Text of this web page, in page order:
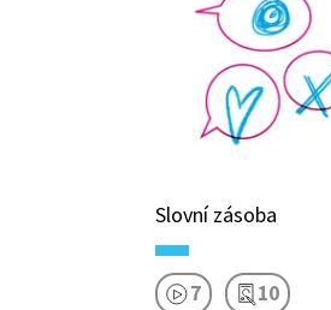
Slovní zásoba
7 10